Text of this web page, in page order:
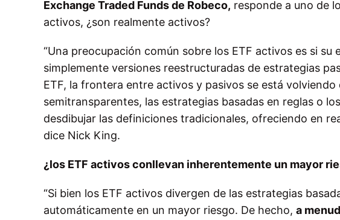
Exchange Traded Funds de Robeco, responde a uno de
activos, ¿son realmente activos?
“Una preocupación común sobre los ETF activos es si
simplemente versiones reestructuradas de estrategias
ETF, la frontera entre activos y pasivos se está volviendo
semitransparentes, las estrategias basadas en reglas o
desdibujar las definiciones tradicionales, ofreciendo en
dice Nick King.
¿los ETF activos conllevan inherentemente un mayor
“Si bien los ETF activos divergen de las estrategias
automáticamente en un mayor riesgo. De hecho, a